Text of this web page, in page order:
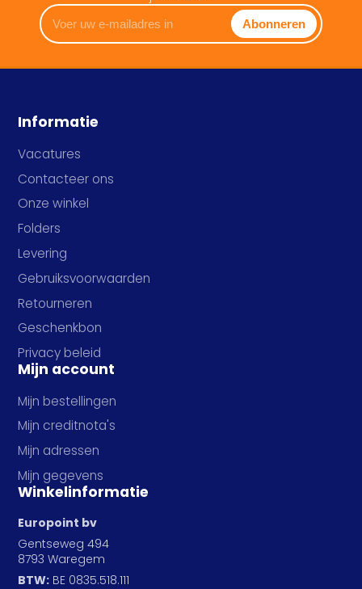
Voer
uw
e-
in
Abonneren
Informatie
Vacatures
Contacteer ons
Onze winkel
Folders
Levering
Gebruiksvoorwaarden
Retourneren
Geschenkbon
Privacy beleid
Mijn account
Mijn bestellingen
Mijn creditnota's
Mijn adressen
Mijn gegevens
Winkelinformatie
Europoint bv
Gentseweg 494
8793 Waregem
BTW: BE 0835.518.111